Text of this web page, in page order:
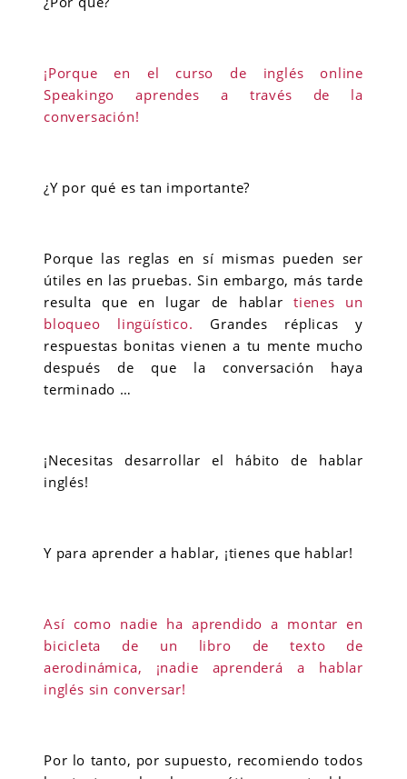
¡Porque en el curso de inglés online
Speakingo aprendes a través de la
conversación!
¿Y por qué es tan importante?
Porque las reglas en sí mismas pueden ser
útiles en las pruebas. Sin embargo, más tarde
resulta que en lugar de hablartienes un
bloqueo lingüístico. Grandes réplicas y
respuestas bonitas vienen a tu mente mucho
después de que la conversación haya
terminado …
¡Necesitas desarrollar el hábito de hablar
inglés!
Y para aprender a hablar, ¡tienes que hablar!
Así como nadie ha aprendido a montar en
bicicleta de un libro de texto de
aerodinámica, ¡nadie aprenderá a hablar
inglés sin conversar!
Por lo tanto, por supuesto, recomiendo todos